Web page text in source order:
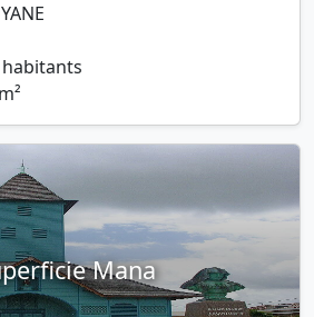
Mana